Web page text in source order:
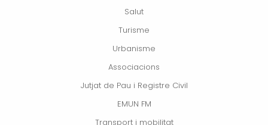
Salut
Turisme
Urbanisme
Associacions
Jutjat de Pau i Registre Civil
EMUN FM
Transport i mobilitat